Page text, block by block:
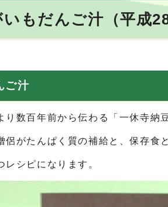
もだんご汁（平成
ご汁
り数百年前から伝わる「一休寺納
がたんぱく質の補給と、保存食
シピになります。